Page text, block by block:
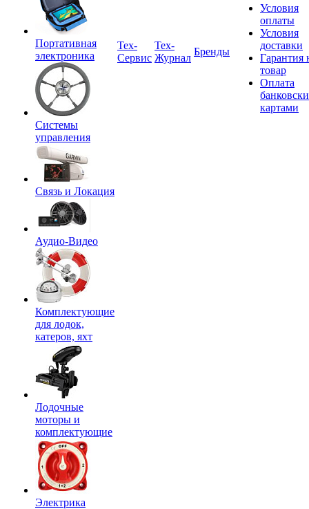
Портативная
электроника
Системы
управления
Связь и Локация
Аудио-Видео
Комплектующие
для лодок,
катеров, яхт
Лодочные
моторы и
комплектующие
Электрика
Tex-
Сервис
Тех-
Журнал
Бренды
Условия
оплаты
Условия
доставки
Гарантия
товар
Оплата
картами